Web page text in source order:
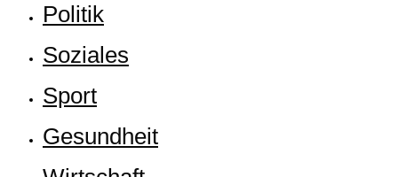
Poli­tik
Sozia­les
Sport
Gesund­heit